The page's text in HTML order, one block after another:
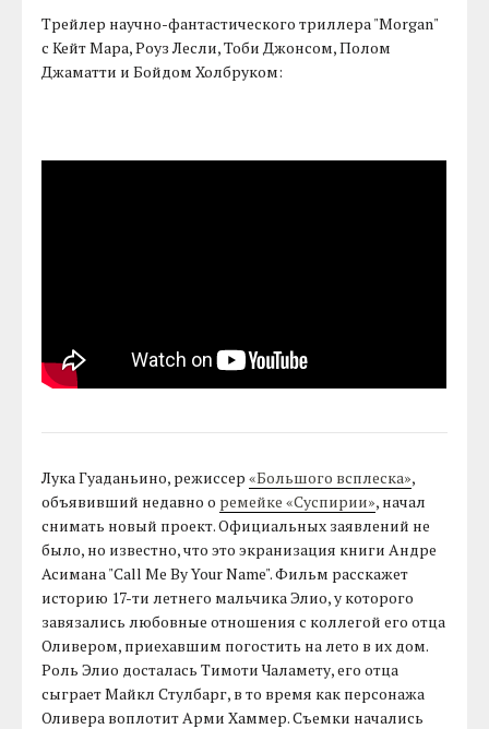
Трейлер научно-фантастического триллера "Morgan"
с Кейт Мара, Роуз Лесли, Тоби Джонсом, Полом
Джаматти и Бойдом Холбруком:
Лука Гуаданьино, режиссер«Большого всплеска»,
объявивший недавно о ремейке «Суспирии», начал
снимать новый проект. Официальных заявлений не
было, но известно, что это экранизация книги Андре
Асимана "Call Me By Your Name". Фильм расскажет
историю 17-ти летнего мальчика Элио, у которого
завязались любовные отношения с коллегой его отца
Оливером, приехавшим погостить на лето в их дом.
Роль Элио досталась Тимоти Чаламету, его отца
сыграет Майкл Стулбарг, в то время как персонажа
Оливера воплотит Арми Хаммер. Съемки начались